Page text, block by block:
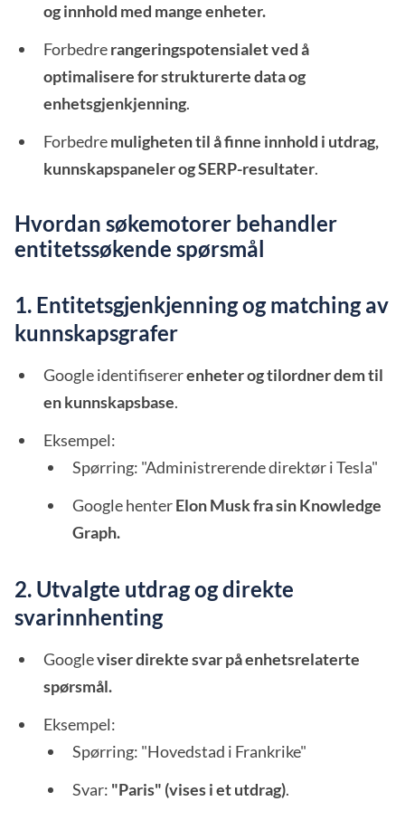
og innhold med mange enheter.
Forbedrerangeringspotensialet ved å
optimalisere for strukturerte data og
enhetsgjenkjenning.
Forbedremuligheten til å finne innhold i utdrag,
kunnskapspaneler og SERP-resultater.
Hvordan søkemotorer behandler
entitetssøkende spørsmål
1. Entitetsgjenkjenning og matching av
kunnskapsgrafer
Google identifisererenheter og tilordner dem til
en kunnskapsbase.
Eksempel:
Spørring: "Administrerende direktør i Tesla"
Google henterElon Musk fra sin Knowledge
Graph.
2. Utvalgte utdrag og direkte
svarinnhenting
Googleviser direkte svar på enhetsrelaterte
spørsmål.
Eksempel:
Spørring: "Hovedstad i Frankrike"
Svar: "Paris" (vises i et utdrag).